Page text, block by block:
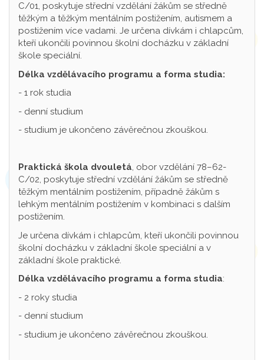
C/01, poskytuje střední vzdělání žákům se středně
těžkým a těžkým mentálním postižením, autismem a
postižením více vadami. Je určena dívkám i chlapcům,
kteří ukončili povinnou školní docházku v základní
škole speciální.
Délka vzdělávacího programu a forma studia:
- 1 rok studia
- denní studium
- studium je ukončeno závěrečnou zkouškou.
Praktická škola dvouletá, obor vzdělání 78–62-
C/02, poskytuje střední vzdělání žákům se středně
těžkým mentálním postižením, případně žákům s
lehkým mentálním postižením v kombinaci s dalším
postižením.
Je určena dívkám i chlapcům, kteří ukončili povinnou
školní docházku v základní škole speciální a v
základní škole praktické.
Délka vzdělávacího programu a forma studia:
- 2 roky studia
- denní studium
- studium je ukončeno závěrečnou zkouškou.